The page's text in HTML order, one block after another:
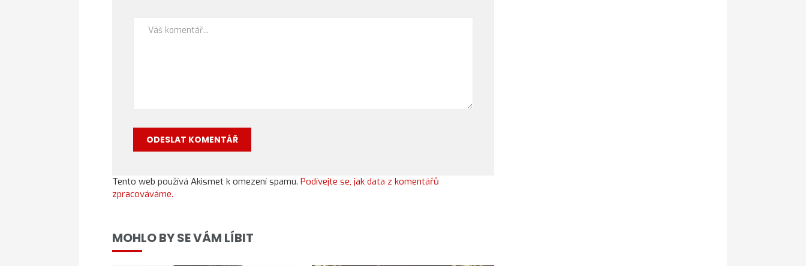
Tento web používá Akismet k omezení spamu. Podívejte se, jak data z komentářů
zpracováváme.
MOHLO BY SE VÁM LÍBIT